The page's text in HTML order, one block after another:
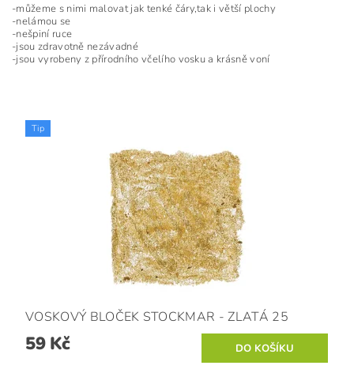
-můžeme s nimi malovat jak tenké čáry,tak i větší plochy
-nelámou se
-nešpiní ruce
-jsou zdravotně nezávadné
-jsou vyrobeny z přírodního včelího vosku a krásně voní
Tip
VOSKOVÝ BLOČEK STOCKMAR - ZLATÁ 25
59 Kč